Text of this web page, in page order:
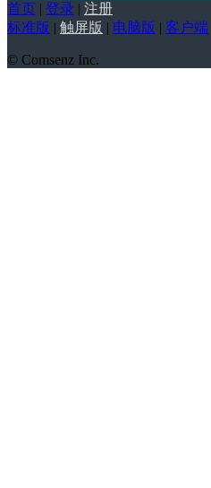
首页 | 登录 | 注册
标准版 | 触屏版 | 电脑版 | 客户端
© Comsenz Inc.